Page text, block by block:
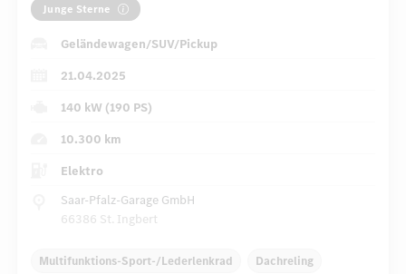
Junge Sterne
Geländewagen/SUV/Pickup
21.04.2025
140 kW (190 PS)
10.300 km
Elektro
Saar-Pfalz-Garage GmbH
66386 St. Ingbert
Multifunktions-Sport-/Lederlenkrad Dachreling